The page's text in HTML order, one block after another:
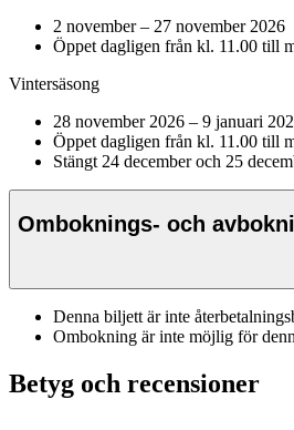
2 november – 27 november 2026
Öppet dagligen från kl. 11.00 till
Vintersäsong
28 november 2026 – 9 januari
Öppet dagligen från kl. 11.00 till
Stängt 24 december och 25
Omboknings- och
Denna biljett är inte
Ombokning är inte möjlig för
Betyg och recensioner